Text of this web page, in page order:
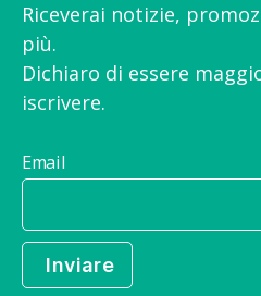
Riceverai notizie,
più.
Dichiaro di essere
iscrivere.
Email